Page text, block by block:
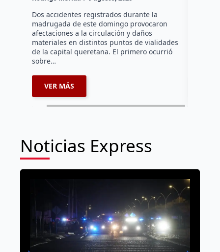
Dos accidentes registrados durante la
madrugada de este domingo provocaron
afectaciones a la circulación y daños
materiales en distintos puntos de vialidades
de la capital queretana. El primero ocurrió
sobre…
VER MÁS
Noticias Express